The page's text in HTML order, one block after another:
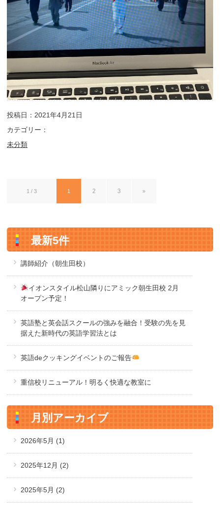
投稿日：2021年4月21日
カテゴリー：
未分類
1 / 3 1 2 3 »
最新5件
講師紹介（朝生田校）
イオンスタイル松山隣りにアミック朝生田校 2月
オープン予定！
英語塾と英会話スクールの強みを融合！受験の先を見
据えた新時代の英語学習法とは
英語deクッキングイベントのご報告
重信校リニューアル！明るく快適な教室に
月別アーカイブ
2026年5月 (1)
2025年12月 (2)
2025年5月 (2)